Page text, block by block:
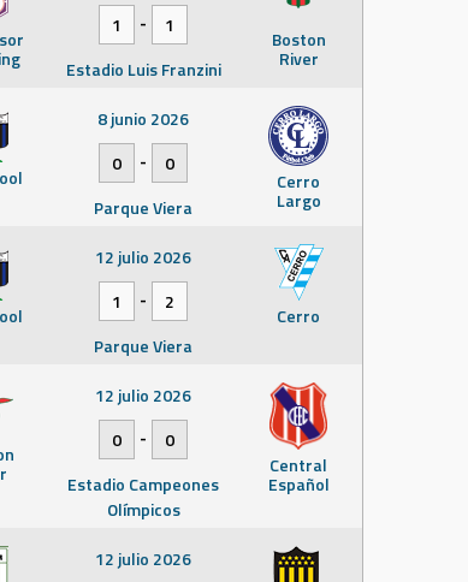
Boston
River
1
-
1
Estadio Luis Franzini
Cerro
Largo
8 junio 2026
0
-
0
Parque Viera
Cerro
12 julio 2026
1
-
2
Parque Viera
Central
Español
12 julio 2026
0
-
0
Estadio Campeones
Olímpicos
12 julio 2026